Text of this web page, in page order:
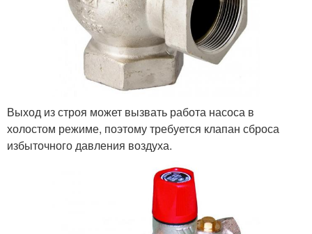
Выход из строя может вызвать работа насоса в
холостом режиме, поэтому требуется клапан сброса
избыточного давления воздуха.